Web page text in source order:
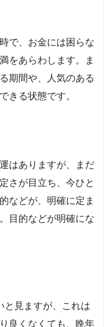
で、お金には困らな
をあらわします。ま
期間や、人気のある
きる状態です。
はありますが、まだ
さが目立ち、今ひと
などが、明確に定ま
目的などが明確にな
と見ますが、これは
良くなくても、晩年